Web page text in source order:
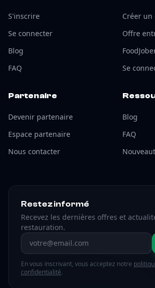
S'inscrire
Se connecter
Blog
FAQ
Créer un
Offre
Se
Partenaire
Devenir partenaire
Espace partenaire
Nous contacter
Blog
FAQ
Restez informé
Recevez les dernières offres et
restauration.
Adresse email
En vous inscrivant, vous acceptez notre
confidentialité.